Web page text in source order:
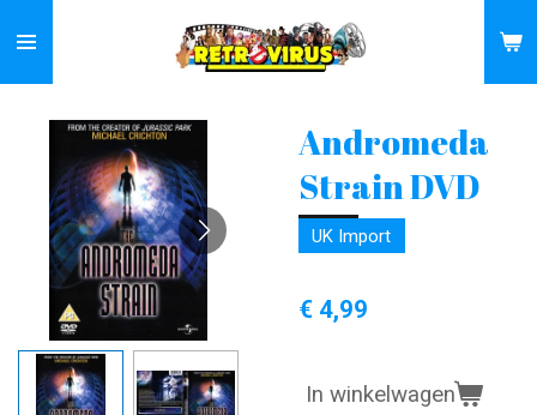
direct
naar
hoofdinhoud
Andromeda
Strain DVD
UK Import
€ 4,99
In winkelwagen